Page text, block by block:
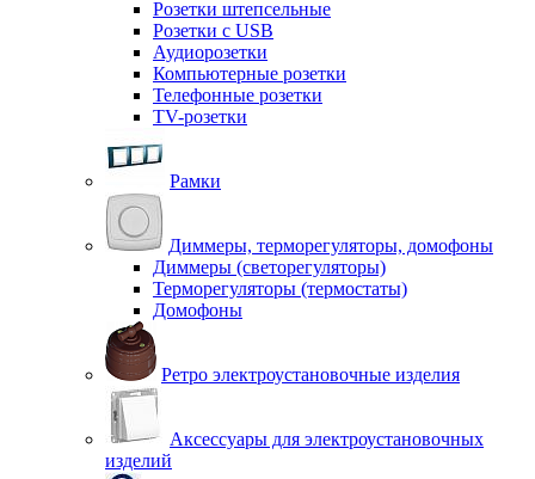
Розетки штепсельные
Розетки с USB
Аудиорозетки
Компьютерные розетки
Телефонные розетки
TV-розетки
Рамки
Диммеры, терморегуляторы, домофоны
Диммеры (светорегуляторы)
Терморегуляторы (термостаты)
Домофоны
Ретро электроустановочные изделия
Аксессуары для электроустановочных
изделий